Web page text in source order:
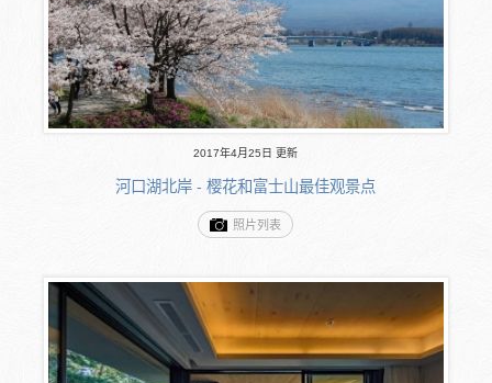
2017年4月25日 更新
河口湖北岸 - 樱花和富士山最佳观景点
照片列表